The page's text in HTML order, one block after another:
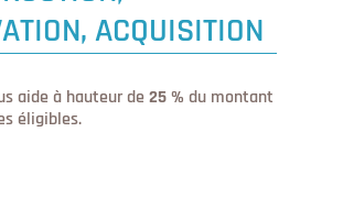
ACQUISITION
aide à hauteur de 25 % du montant
éligibles.